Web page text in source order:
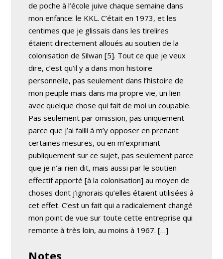
de poche à l’école juive chaque semaine dans
mon enfance: le KKL. C’était en 1973, et les
centimes que je glissais dans les tirelires
étaient directement alloués au soutien de la
colonisation de Silwan [5]. Tout ce que je veux
dire, c’est qu’il y a dans mon histoire
personnelle, pas seulement dans l’histoire de
mon peuple mais dans ma propre vie, un lien
avec quelque chose qui fait de moi un coupable.
Pas seulement par omission, pas uniquement
parce que j’ai failli à m’y opposer en prenant
certaines mesures, ou en m’exprimant
publiquement sur ce sujet, pas seulement parce
que je n’ai rien dit, mais aussi par le soutien
effectif apporté [à la colonisation] au moyen de
choses dont j’ignorais qu’elles étaient utilisées à
cet effet. C’est un fait qui a radicalement changé
mon point de vue sur toute cette entreprise qui
remonte à très loin, au moins à 1967. […]
Notes